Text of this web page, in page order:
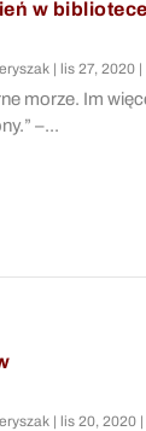
w bibliotece
| lis 27, 2020|
morze. Im
–...
| lis 20, 2020|